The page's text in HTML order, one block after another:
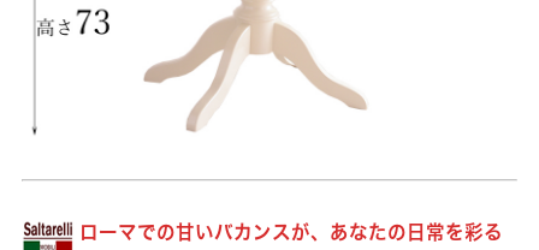
ローマでの甘いバカンスが、あなたの日常を彩る